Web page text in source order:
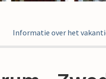
Informatie over het